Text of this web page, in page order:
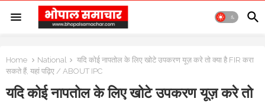
Home National
यदि कोई नापतोल के लिए खोटे उपकरण यूज़ करे तो क्या है FIR करा
सकते हैं, यहां पढ़िए / ABOUT IPC
यदि कोई नापतोल के लिए खोटे उपकरण यूज़ करे तो